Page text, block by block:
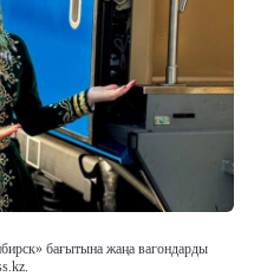
бағытына жаңа вагондарды